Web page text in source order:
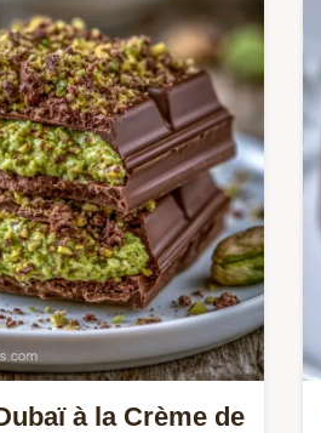
pour réussir le
pour un goûter
à la Crème de